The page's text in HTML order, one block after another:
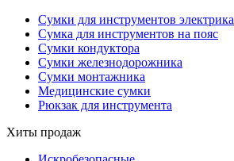
Сумки для инструментов электрика
Сумка для инструментов на пояс
Сумки кондуктора
Сумки железнодорожника
Сумки монтажника
Медицинские сумки
Рюкзак для инструмента
Хиты продаж